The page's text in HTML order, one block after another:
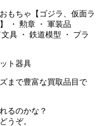
もちゃ【ゴジラ、仮面ラ
・ 勲章 ・ 軍装品
具 ・ 鉄道模型 ・ プラ
ト器具
まで豊富な買取品目で
るのかな？
うぞ。